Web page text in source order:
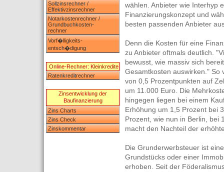
Sollzinsrechner /
Effektivzinsrechner
Notarkostenrechner /
Grundbuchkosten-
rechner
Vorf�lligkeits-
entsch�digung
Online-Rechner: Kleinkredite
Ratenkreditrechner
Zinsentwicklung der
Baufinanzierung
Zins Charts
Zins Check
Zinskommentar
wählen. Anbieter wie Interhyp
Finanzierungskonzept und
besten passenden Anbieter
Denn die Kosten für eine
zu Anbieter oftmals deutlich.
bewusst, wie massiv sich
Gesamtkosten auswirken." So
von 0,5 Prozentpunkten auf
um 11.000 Euro. Die
hingegen liegen bei einem
Erhöhung um 1,5 Prozent bei
Prozent, wie nun in Berlin, bei
macht den Nachteil der
Die Grunderwerbsteuer ist
Grundstücks oder einer
erhoben. Seit der